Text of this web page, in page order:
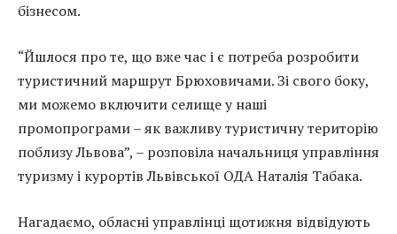
бізнесом.
“Йшлося про те, що вже час і є потреба розробити
туристичний маршрут Брюховичами. Зі свого боку,
ми можемо включити селище у наші
промопрограми – як важливу туристичну територію
поблизу Львова”, – розповіла начальниця управління
туризму і курортів Львівської ОДА Наталія Табака.
Нагадаємо, обласні управлінці щотижня відвідують